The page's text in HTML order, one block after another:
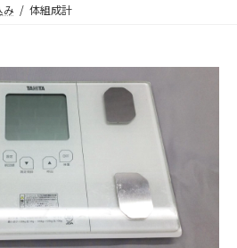
み 体組成計